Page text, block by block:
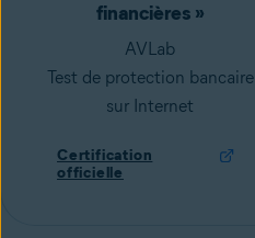
financières »
AVLab
Test de protection bancaire
sur Internet
Certification
officielle